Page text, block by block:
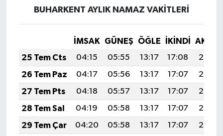
BUHARKENT AYLIK NAMAZ VAKITLERI
İMSAK GÜNEŞ ÖĞLE İKINDI
25 Tem Cts
04:15 05:55 13:17 17:08
20:28
26 Tem Paz
04:17 05:56 13:17 17:07
20:27
27 Tem Pts
04:18 05:57 13:17 17:07
20:27
28 Tem Sal
04:19 05:58 13:17 17:07
20:26
29 Tem Çar
04:20 05:58 13:17 17:07
20:25